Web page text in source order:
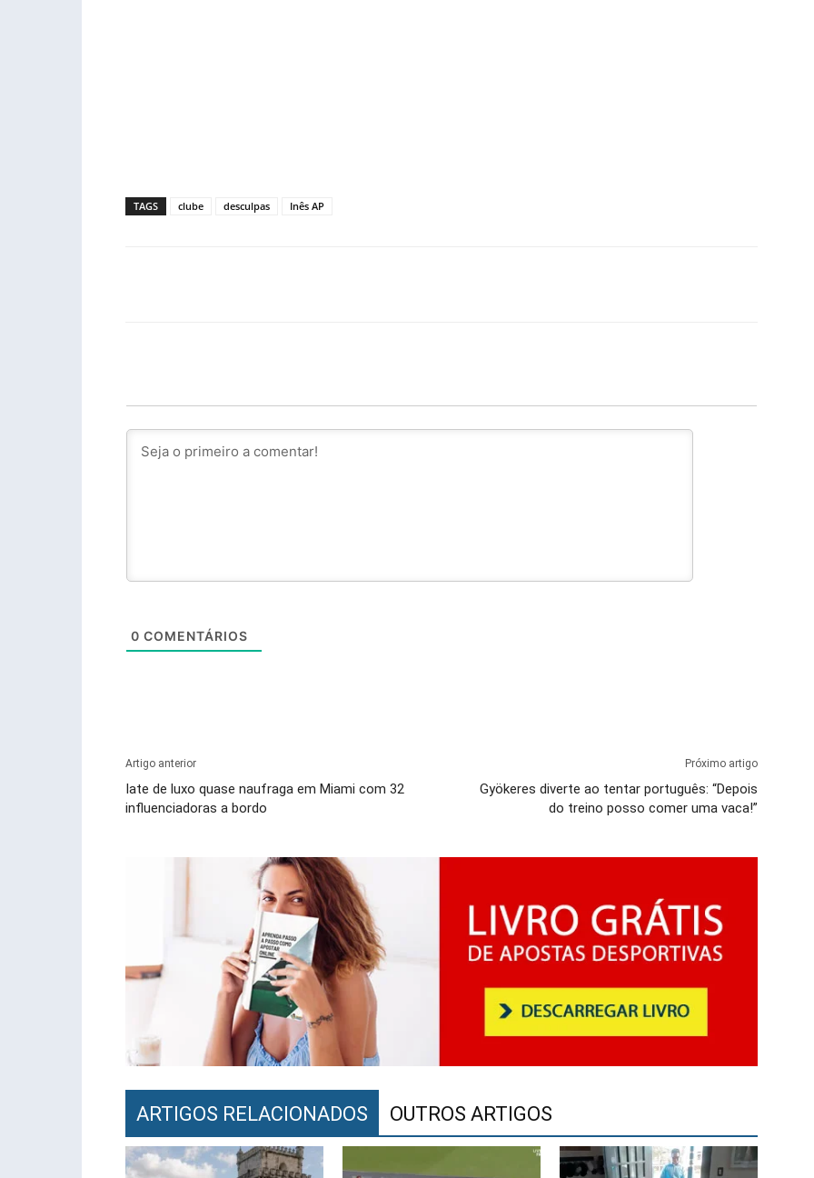
TAGS clube desculpas Inês AP
0 COMENTÁRIOS
Artigo anterior
Iate de luxo quase naufraga em Miami com 32
influenciadoras a bordo
Próximo artigo
Gyökeres diverte ao tentar português: “Depois
do treino posso comer uma vaca!”
ARTIGOS RELACIONADOS OUTROS ARTIGOS